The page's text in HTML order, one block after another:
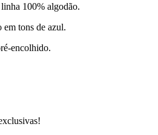
100% algodão.
tons de azul.
encolhido.